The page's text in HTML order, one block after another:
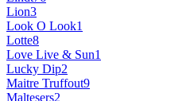
Lion3
Look O Look1
Lotte8
Love Live & Sun1
Lucky Dip2
Maitre Truffout9
Maltesers2